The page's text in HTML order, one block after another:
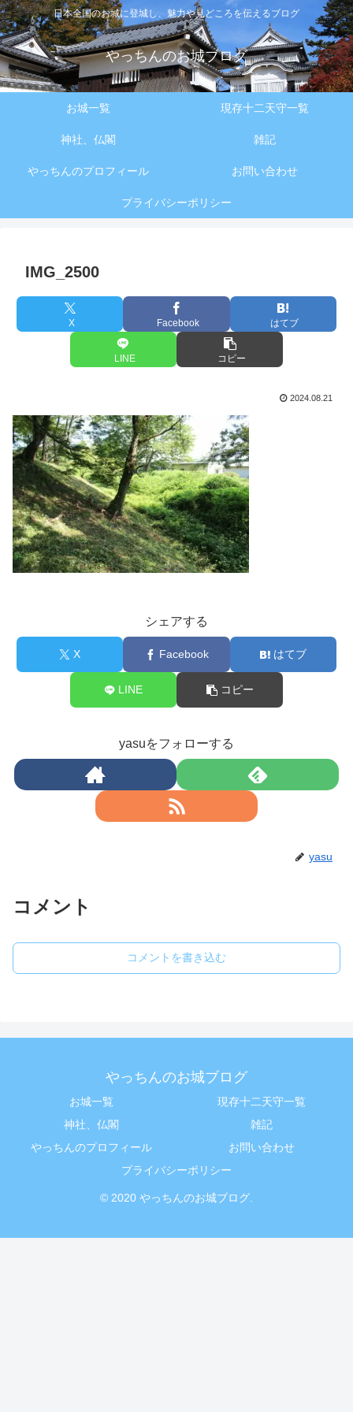
日本全国のお城に登城し、魅力や見どころを伝えるブログ
やっちんのお城ブログ
お城一覧 現存十二天守一覧
神社、仏閣 雑記
やっちんのプロフィール お問い合わせ
プライバシーポリシー
IMG_2500
X Facebook はてブ
LINE コピー
2024.08.21
シェアする
X Facebook はてブ
LINE コピー
yasuをフォローする
yasu
コメント
コメントを書き込む
やっちんのお城ブログ
お城一覧
現存十二天守一覧
神社、仏閣
雑記
やっちんのプロフィール
お問い合わせ
プライバシーポリシー
© 2020 やっちんのお城ブログ.